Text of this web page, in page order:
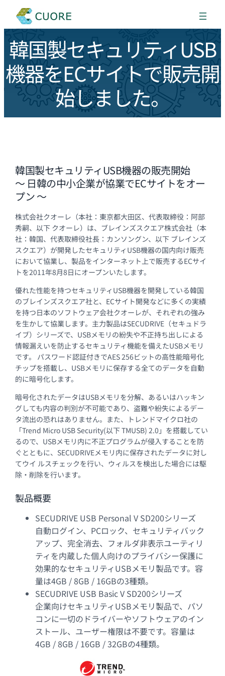
韓国製セキュリティUSB
機器をECサイトで販売開
始しました。
韓国製セキュリティUSB機器の販売開始
～ 日韓の中小企業が協業でECサイトをオー
プン ～
株式会社クオーレ（本社：東京都大田区、代表取締役：阿部
秀嗣、以下 クオーレ）は、ブレインズスクエア株式会社（本
社：韓国、代表取締役社長：カンソングン、以下 ブレインズ
スクエア）が開発したセキュリティUSB機器の国内向け販売
において協業し、製品をインターネット上で販売するECサイ
トを2011年8月8日にオープンいたします。
優れた性能を持つセキュリティUSB機器を開発している韓国
のブレインズスクエア社と、ECサイト開発などに多くの実績
を持つ日本のソフトウェア会社クオーレが、それぞれの強み
を生かして協業します。主力製品はSECUDRIVE（セキュドラ
イブ）シリーズで、USBメモリの紛失や不正持ち出しによる
情報漏えいを防止するセキュリティ機能を備えたUSBメモリ
です。 パスワード認証付きでAES 256ビットの高性能暗号化
チップを搭載し、USBメモリに保存する全てのデータを自動
的に暗号化します。
暗号化されたデータはUSBメモリを分解、あるいはハッキン
グしても内容の判別が不可能であり、盗難や紛失によるデー
タ流出の恐れはありません。また、トレンドマイクロ社の
「Trend Micro USB Security(以下 TMUSB) 2.0」を搭載してい
るので、USBメモリ内に不正プログラムが侵入することを防
ぐとともに、SECUDRIVEメモリ内に保存されたデータに対し
てウイ ルスチェックを行い、ウィルスを検出した場合には駆
除・削除を行います。
製品概要
SECUDRIVE USB Personal V SD200シリーズ
自動ログイン、PCロック、セキュリティバック
アップ、完全消去、フォルダ非表示ユーティリ
ティを内蔵した個人向けのプライバシー保護に
効果的なセキュリティUSBメモリ製品です。容
量は4GB / 8GB / 16GBの3種類。
SECUDRIVE USB Basic V SD200シリーズ
企業向けセキュリティUSBメモリ製品で、パソ
コンに一切のドライバーやソフトウェアのイン
ストール、ユーザー権限は不要です。容量は
4GB / 8GB / 16GB / 32GBの4種類。